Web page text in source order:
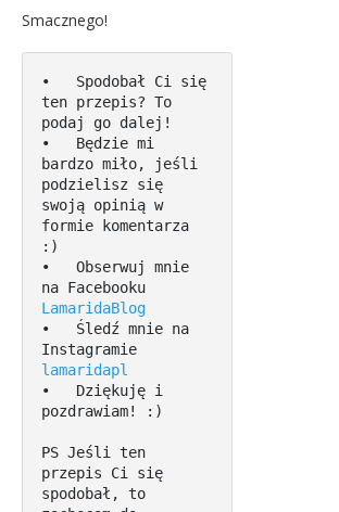
Smacznego!
•   Spodobał Ci się
ten przepis? To
podaj go dalej!
•   Będzie mi
bardzo miło, jeśli
podzielisz się
swoją opinią w
formie komentarza
:)
•   Obserwuj mnie
LamaridaBlog
•   Śledź mnie na
lamaridapl
•   Dziękuję i
pozdrawiam! :)
PS Jeśli ten
przepis Ci się
spodobał, to